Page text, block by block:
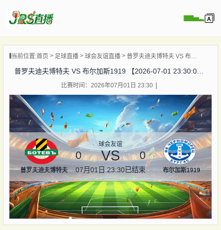
播
播
像
讯
直播
当前位置:首页 足球直播 球会友谊直播 普罗夫迪夫博特夫 VS 布尔加斯1919 【2026-07-01 23:30:00】
普罗夫迪夫博特夫 VS 布尔加斯1919 【2026-07-01 23:30:00】
比赛时间：2026年07月01日 23:30
普罗夫迪夫博特夫
球会友谊
0 VS 0
07月01日 23:30已结束 布尔加斯1919